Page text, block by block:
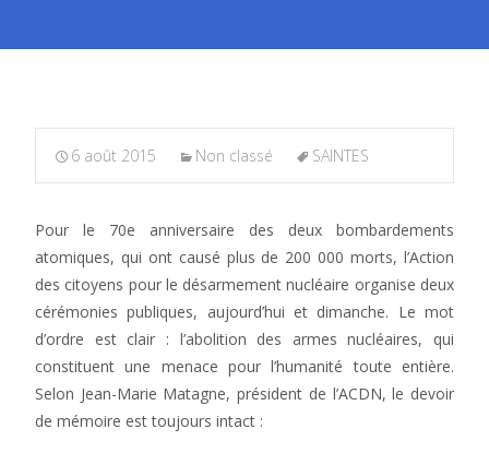
6 août 2015 Non classé SAINTES
Pour le 70e anniversaire des deux bombardements
atomiques, qui ont causé plus de 200 000 morts, l’Action
des citoyens pour le désarmement nucléaire organise deux
cérémonies publiques, aujourd’hui et dimanche. Le mot
d’ordre est clair : l’abolition des armes nucléaires, qui
constituent une menace pour l’humanité toute entière.
Selon Jean-Marie Matagne, président de l’ACDN, le devoir
de mémoire est toujours intact :